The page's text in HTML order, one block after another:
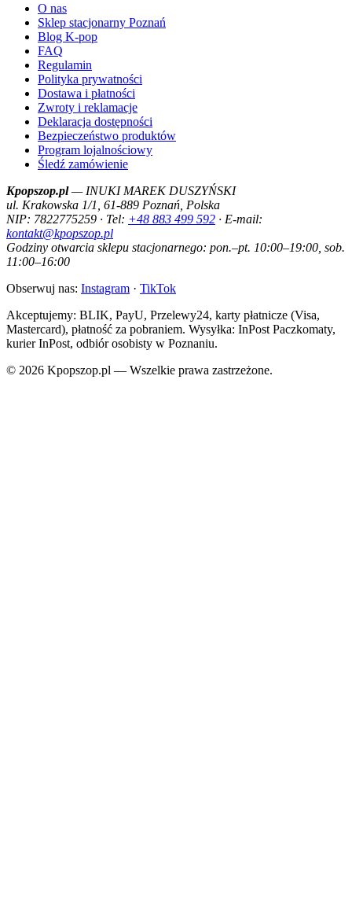
O nas
Sklep stacjonarny Poznań
Blog K-pop
FAQ
Regulamin
Polityka prywatności
Dostawa i płatności
Zwroty i reklamacje
Deklaracja dostępności
Bezpieczeństwo produktów
Program lojalnościowy
Śledź zamówienie
Kpopszop.pl— INUKI MAREK DUSZYŃSKI
ul. Krakowska 1/1, 61-889 Poznań, Polska
NIP: 7822775259 · Tel: +48 883 499 592 · E-mail:
kontakt@kpopszop.pl
Godziny otwarcia sklepu stacjonarnego: pon.–pt. 10:00–19:00, sob.
11:00–16:00
Obserwuj nas: Instagram · TikTok
Akceptujemy: BLIK, PayU, Przelewy24, karty płatnicze (Visa,
Mastercard), płatność za pobraniem. Wysyłka: InPost Paczkomaty,
kurier InPost, odbiór osobisty w Poznaniu.
© 2026 Kpopszop.pl — Wszelkie prawa zastrzeżone.